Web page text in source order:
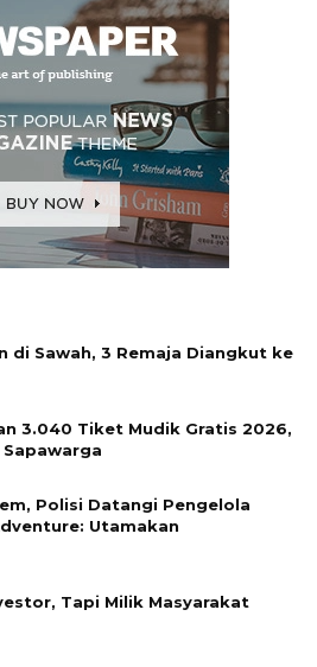
di Sawah, 3 Remaja Diangkut ke
3.040 Tiket Mudik Gratis 2026,
Polisi Datangi Pengelola
Utamakan
Tapi Milik Masyarakat